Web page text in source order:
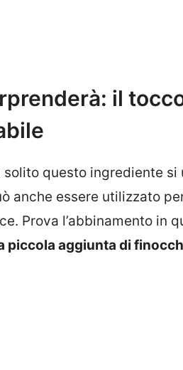
il
questo ingrediente si
anche essere utilizzato
Prova l’abbinamento in
piccola aggiunta di